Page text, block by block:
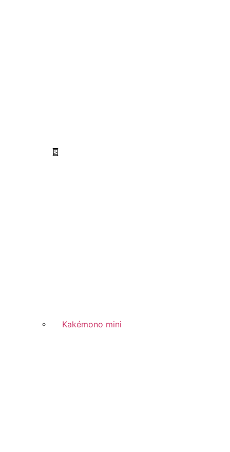
Kakémono mini